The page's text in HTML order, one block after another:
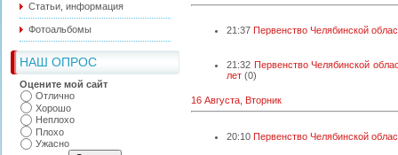
Статьи, информация
Фотоальбомы
НАШ ОПРОС
Оцените мой сайт
Отлично
Хорошо
Неплохо
Плохо
Ужасно
21:37 Первенство Челябинской
21:32 Первенство Челябинской
лет (0)
16 Августа, Вторник
20:10 Первенство Челябинской